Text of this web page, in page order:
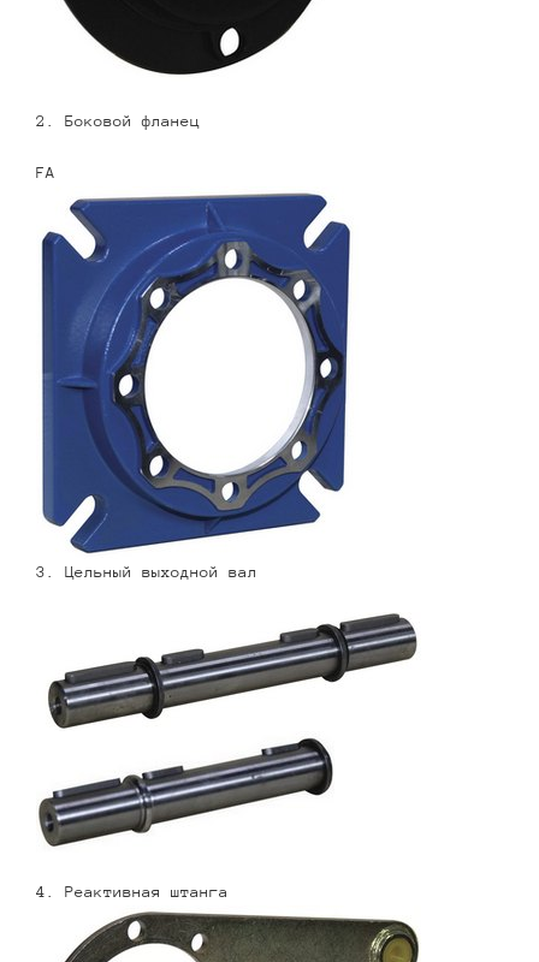
2. Боковой фланец
FA
3. Цельный выходной вал
4. Реактивная штанга